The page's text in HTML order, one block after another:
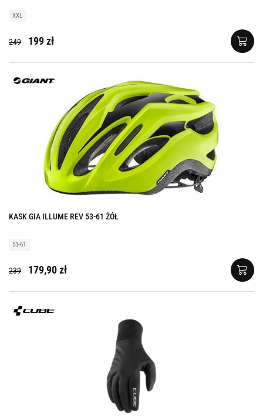
XXL
249 199 zł
KASK GIA ILLUME REV 53-61 ŻÓŁ
53-61
239 179,90 zł